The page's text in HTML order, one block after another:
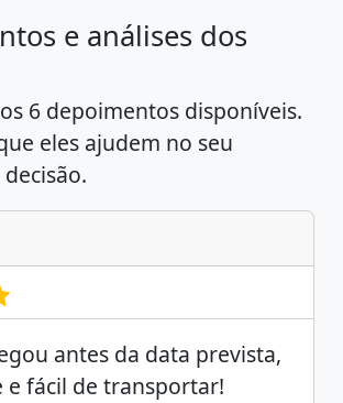
e análises dos
6 depoimentos disponíveis.
eles ajudem no seu
antes da data prevista,
e fácil de transportar!